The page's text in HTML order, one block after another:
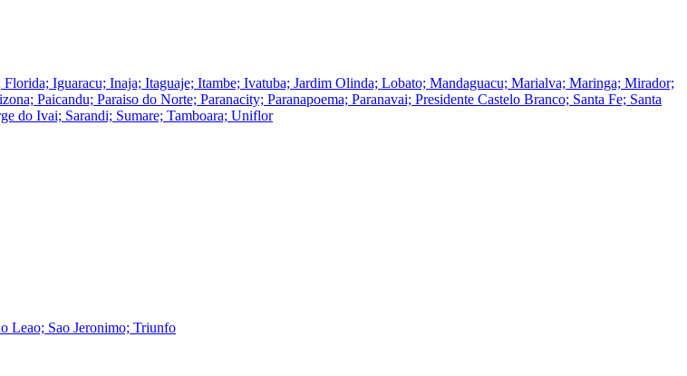
Iguaracu; Inaja; Itaguaje; Itambe; Ivatuba; Jardim Olinda; Lobato; Mandaguacu; Marialva; Maringa; Mirador;
Paicandu; Paraiso do Norte; Paranacity; Paranapoema; Paranavai; Presidente Castelo Branco; Santa Fe; Santa
do Ivai; Sarandi; Sumare; Tamboara; Uniflor
Leao; Sao Jeronimo; Triunfo